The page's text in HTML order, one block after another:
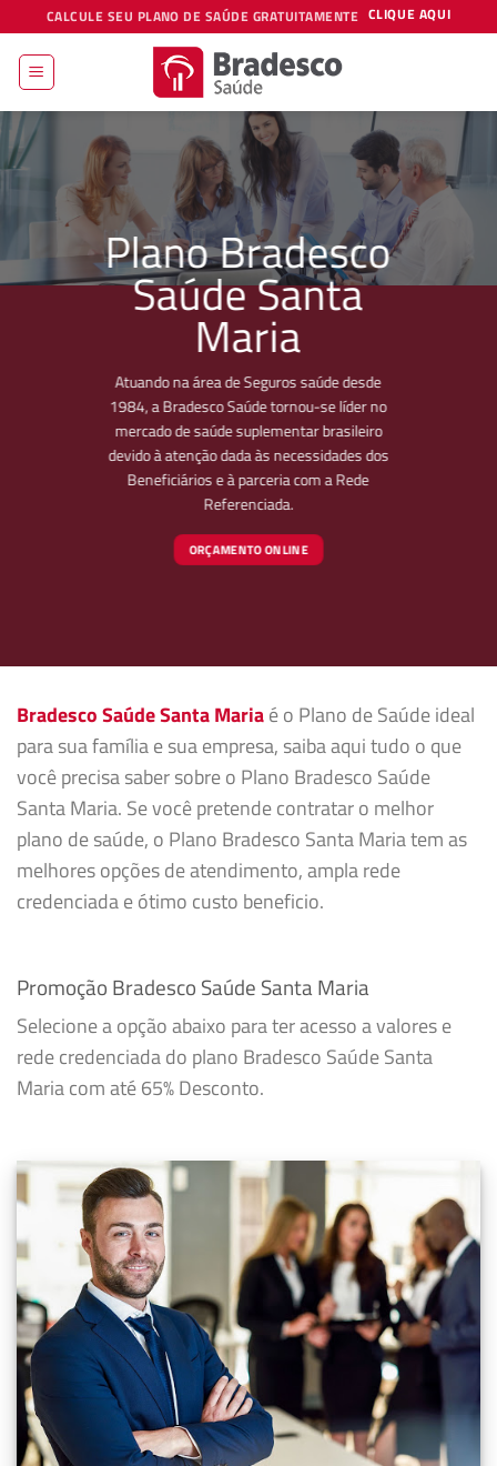
to
content
CALCULE SEU PLANO DE SAÚDE GRATUITAMENTE CLIQUE AQUI
Plano Bradesco
Saúde Santa
Maria
Atuando na área de Seguros saúde desde
1984, a Bradesco Saúde tornou-se líder no
mercado de saúde suplementar brasileiro
devido à atenção dada às necessidades dos
Beneficiários e à parceria com a Rede
Referenciada.
ORÇAMENTO ONLINE
Bradesco Saúde Santa Mariaé o Plano de Saúde ideal
para sua família e sua empresa, saiba aqui tudo o que
você precisa saber sobre o Plano Bradesco Saúde
Santa Maria. Se você pretende contratar o melhor
plano de saúde, o Plano Bradesco Santa Maria tem as
melhores opções de atendimento, ampla rede
credenciada e ótimo custo beneficio.
Promoção Bradesco Saúde Santa Maria
Selecione a opção abaixo para ter acesso a valores e
rede credenciada do plano Bradesco Saúde Santa
Maria com até 65% Desconto.